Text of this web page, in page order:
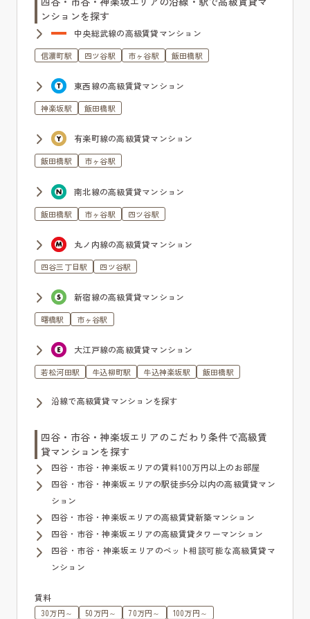
ンションを探す
中央総武線の高級賃貸マンション
信濃町駅 四ツ谷駅 市ヶ谷駅 飯田橋駅
東西線の高級賃貸マンション
神楽坂駅 飯田橋駅
有楽町線の高級賃貸マンション
飯田橋駅 市ヶ谷駅
南北線の高級賃貸マンション
飯田橋駅 市ヶ谷駅 四ツ谷駅
丸ノ内線の高級賃貸マンション
四谷三丁目駅 四ツ谷駅
新宿線の高級賃貸マンション
曙橋駅 市ヶ谷駅
大江戸線の高級賃貸マンション
若松河田駅 牛込柳町駅 牛込神楽坂駅 飯田橋駅
沿線で高級賃貸マンションを探す
四谷・市谷・神楽坂エリアのこだわり条件で高級賃
貸マンションを探す
四谷・市谷・神楽坂エリアの賃料100万円以上のお部屋
四谷・市谷・神楽坂エリアの駅徒歩5分以内の高級賃貸マン
ション
四谷・市谷・神楽坂エリアの高級賃貸新築マンション
四谷・市谷・神楽坂エリアの高級賃貸タワーマンション
四谷・市谷・神楽坂エリアのペット相談可能な高級賃貸マ
ンション
賃料
30万円～ 50万円～ 70万円～
100万円～